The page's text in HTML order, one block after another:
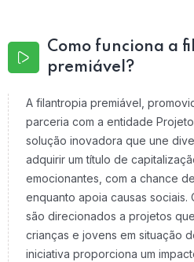
Como funciona a
premiável?
A filantropia premiável,
parceria com a entidade
solução inovadora que une
adquirir um título de
emocionantes, com a chance
enquanto apoia causas sociais.
são direcionados a projetos
crianças e jovens em situação
iniciativa proporciona um